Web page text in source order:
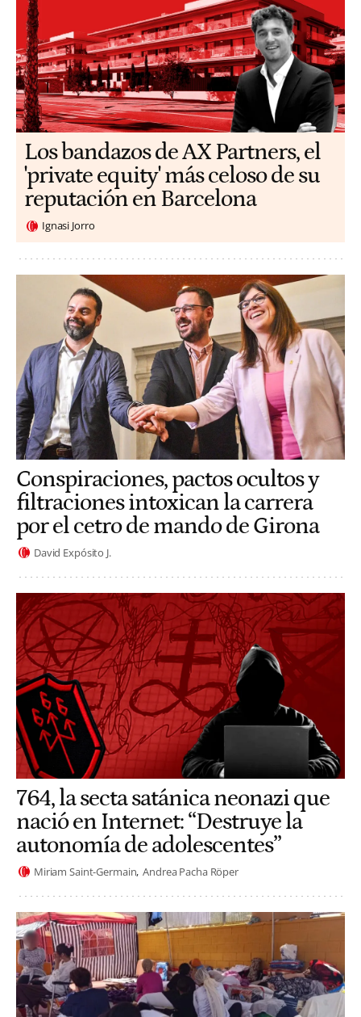
Los bandazos de AX Partners, el
'private equity' más celoso de su
reputación en Barcelona
Ignasi Jorro
Conspiraciones, pactos ocultos y
filtraciones intoxican la carrera
por el cetro de mando de Girona
David Expósito J.
764, la secta satánica neonazi que
nació en Internet: “Destruye la
autonomía de adolescentes”
Miriam Saint-Germain Andrea Pacha Röper